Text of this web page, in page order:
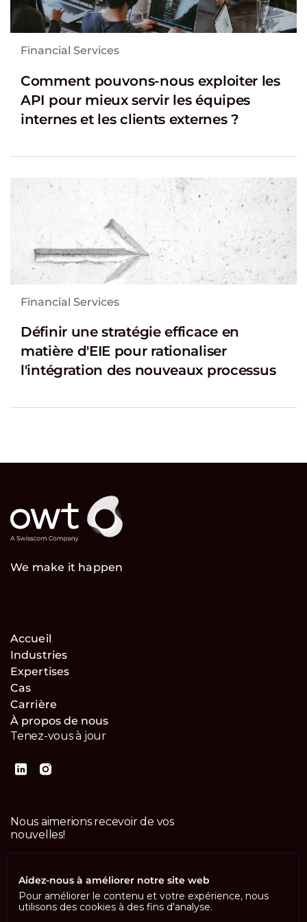
Financial Services
Comment pouvons-nous exploiter les
API pour mieux servir les équipes
internes et les clients externes ?
Financial Services
Définir une stratégie efficace en
matière d'EIE pour rationaliser
l'intégration des nouveaux processus
We make it happen
Accueil
Industries
Expertises
Cas
Carrière
À propos de nous
Tenez-vous à jour
Nous aimerions recevoir de vos
nouvelles!
Aidez-nous à améliorer notre site web
Pour améliorer le contenu et votre expérience, nous
utilisons des cookies à des fins d'analyse.